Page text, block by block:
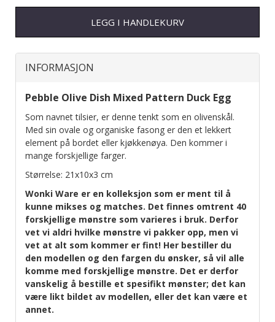
LEGG I HANDLEKURV
INFORMASJON
Pebble Olive Dish Mixed Pattern Duck Egg
Som navnet tilsier, er denne tenkt som en olivenskål.
Med sin ovale og organiske fasong er den et lekkert
element på bordet eller kjøkkenøya. Den kommer i
mange forskjellige farger.
Størrelse: 21x10x3 cm
Wonki Ware er en kolleksjon som er ment til å
kunne mikses og matches. Det finnes omtrent 40
forskjellige mønstre som varieres i bruk. Derfor
vet vi aldri hvilke mønstre vi pakker opp, men vi
vet at alt som kommer er fint! Her bestiller du
den modellen og den fargen du ønsker, så vil alle
komme med forskjellige mønstre. Det er derfor
vanskelig å bestille et spesifikt mønster; det kan
være likt bildet av modellen, eller det kan være et
annet.